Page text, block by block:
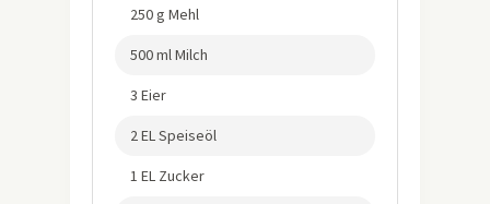
250 g Mehl
500 ml Milch
3 Eier
2 EL Speiseöl
1 EL Zucker